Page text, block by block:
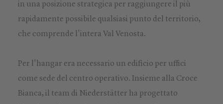
in una posizione strategica per raggiungere il più
rapidamente possibile qualsiasi punto del territorio,
che comprende l'intera Val Venosta.
Per l'hangar era necessario un edificio per uffici
come sede del centro operativo. Insieme alla Croce
Bianca, il team di Niederstätter ha progettato